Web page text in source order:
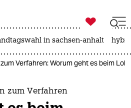
zahl ich
ich

taz zahl ich
in sachsen-anhalt
Verfahren: Worum geht es beim
zum Verfahren